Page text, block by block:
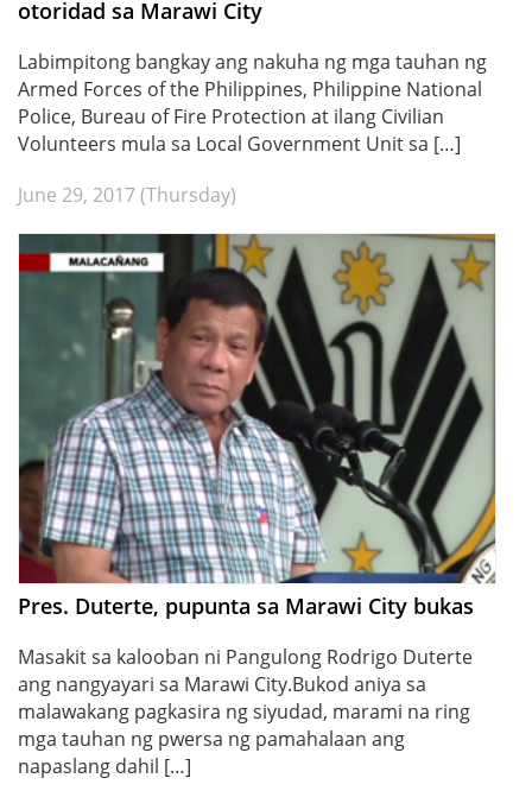
otoridad sa Marawi City
Labimpitong bangkay ang nakuha ng mga tauhan ng
Armed Forces of the Philippines, Philippine National
Police, Bureau of Fire Protection at ilang Civilian
Volunteers mula sa Local Government Unit sa […]
June 29, 2017 (Thursday)
Pres. Duterte, pupunta sa Marawi City bukas
Masakit sa kalooban ni Pangulong Rodrigo Duterte
ang nangyayari sa Marawi City.Bukod aniya sa
malawakang pagkasira ng siyudad, marami na ring
mga tauhan ng pwersa ng pamahalaan ang
napaslang dahil […]